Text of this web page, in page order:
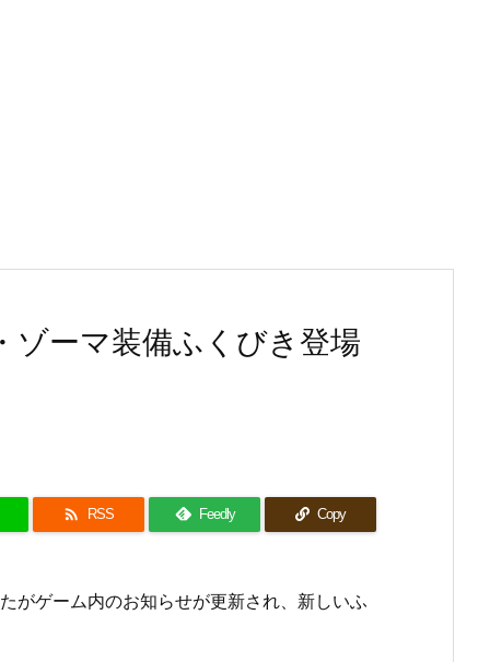
ゾーマ装備ふくびき登場
 RSS Feedly Copy
がゲーム内のお知らせが更新され、新しいふ